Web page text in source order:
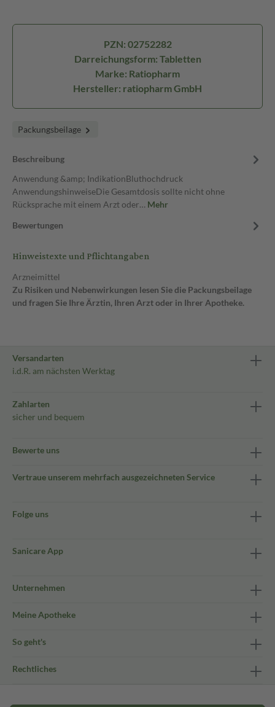
PZN: 02752282
Darreichungsform: Tabletten
Marke: Ratiopharm
Hersteller: ratiopharm GmbH
Packungsbeilage
Beschreibung
Anwendung &amp; IndikationBluthochdruck
AnwendungshinweiseDie Gesamtdosis sollte nicht ohne
Rücksprache mit einem Arzt oder… Mehr
Bewertungen
Hinweistexte und Pflichtangaben
Arzneimittel
Zu Risiken und Nebenwirkungen lesen Sie die Packungsbeilage
und fragen Sie Ihre Ärztin, Ihren Arzt oder in Ihrer Apotheke.
Versandarten
i.d.R. am nächsten Werktag
Zahlarten
sicher und bequem
Bewerte uns
Vertraue unserem mehrfach ausgezeichneten Service
Folge uns
Sanicare App
Unternehmen
Meine Apotheke
So geht's
Rechtliches